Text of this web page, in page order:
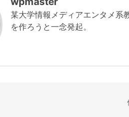
某大学情報メディアエンタメ系
を作ろうと一念発起。